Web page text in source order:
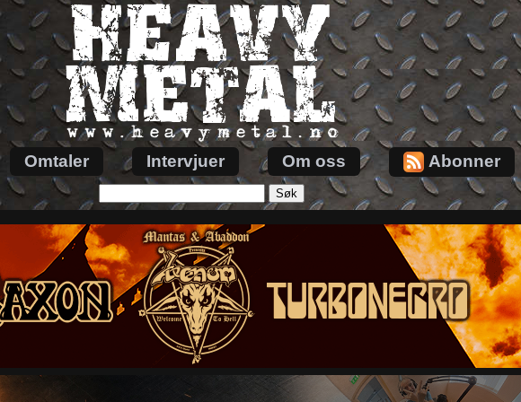
Omtaler Intervjuer Om oss Abonner
etter: